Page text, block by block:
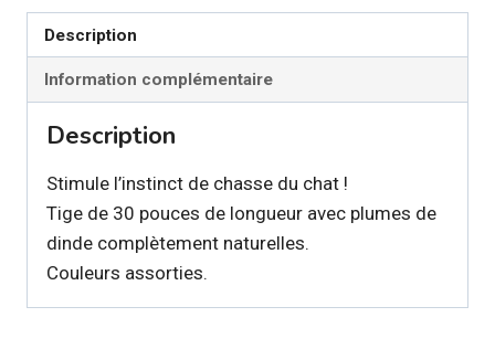
et
plumes
de
dinde
pour
Description
Information complémentaire
Description
Stimule l’instinct de chasse du chat !
Tige de 30 pouces de longueur avec plumes de
dinde complètement naturelles.
Couleurs assorties.